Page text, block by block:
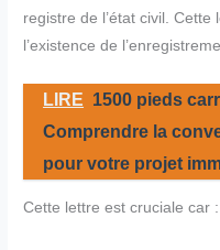
registre de l’état civil.
l’existence de
LIRE 1500 pieds
Comprendre la
pour votre projet
Cette lettre est cruciale car :